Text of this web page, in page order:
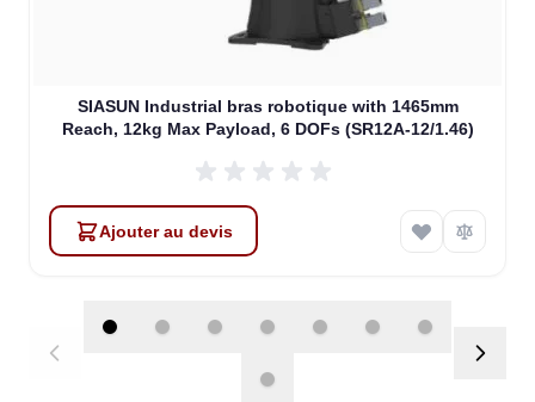
SIASUN Industrial bras robotique with 1465mm
Reach, 12kg Max Payload, 6 DOFs (SR12A-12/1.46)
Ajouter au devis